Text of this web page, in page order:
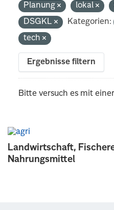
Landwirtschaft,
Nahrungsmittel
Planung
lokal
DSGKL
Kategorien:
tech
Ergebnisse filtern
Bitte versuch es mit